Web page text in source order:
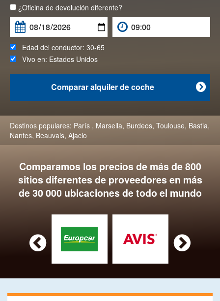
¿Oficina de devolución diferente?
Edad del conductor: 30-65
Vivo en: Estados Unidos

Comparar alquiler de coche
Destinos populares: París , Marsella, Burdeos, Toulouse, Bastia,
Nantes, Beauvais, Ajacio
Comparamos los precios de más de 800
sitios diferentes de proveedores en más
de 30 000 ubicaciones de todo el mundo
 